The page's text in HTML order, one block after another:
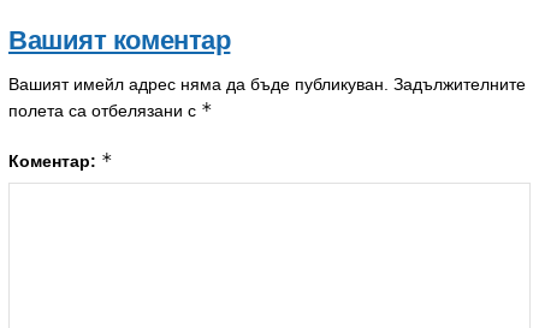
Вашият коментар
Вашият имейл адрес няма да бъде публикуван. Задължителните
полета са отбелязани с *
Коментар: *